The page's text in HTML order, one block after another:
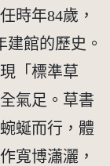
時年84歲，
建館的歷史。
「標準草
氣足。草書
蜒而行，體
寬博瀟灑，